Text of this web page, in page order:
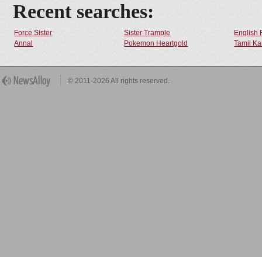
Recent searches:
Force Sister Sister Trample
English
Annal
Pokemon Heartgold Tamil
© 2011-2026 All rights reserved.